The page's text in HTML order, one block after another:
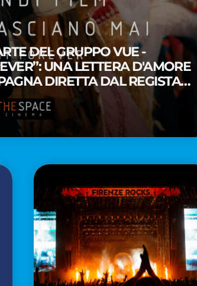
DEL GRUPPO VUE -
UNA LETTERA D'AMORE
DIRETTA DAL REGISTA